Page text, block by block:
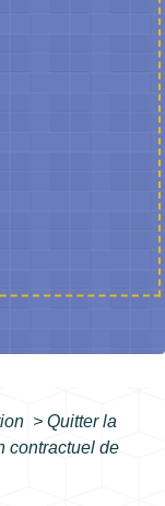
> Quitter la
contractuel de